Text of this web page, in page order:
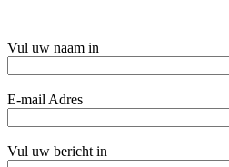
Vul uw naam in
E-mail Adres
Vul uw bericht in